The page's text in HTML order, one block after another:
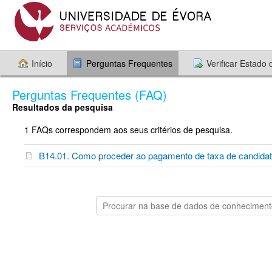
Início Perguntas Frequentes Verificar Estado
Perguntas Frequentes (FAQ)
Resultados da pesquisa
1 FAQs correspondem aos seus critérios de pesquisa.
B14.01. Como proceder ao pagamento de taxa de